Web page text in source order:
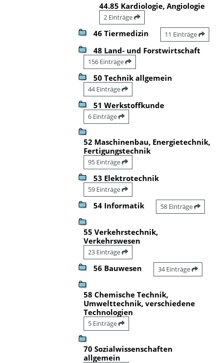
44.85 Kardiologie, Angiologie
2 Einträge
46 Tiermedizin 11 Einträge
48 Land- und Forstwirtschaft
156 Einträge
50 Technik allgemein
44 Einträge
51 Werkstoffkunde
6 Einträge
52 Maschinenbau, Energietechnik,
Fertigungstechnik
95 Einträge
53 Elektrotechnik
59 Einträge
54 Informatik 58 Einträge
55 Verkehrstechnik,
Verkehrswesen
23 Einträge
56 Bauwesen 34 Einträge
58 Chemische Technik,
Umwelttechnik, verschiedene
Technologien
5 Einträge
70 Sozialwissenschaften
allgemein